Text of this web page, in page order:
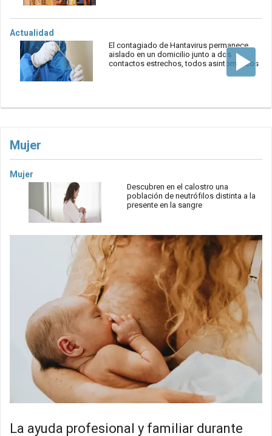
Actualidad
El contagiado de Hantavirus permanece
aislado en un domicilio junto a dos
contactos estrechos, todos asintomáticos
Mujer
Mujer
Descubren en el calostro una
población de neutrófilos distinta a la
presente en la sangre
La ayuda profesional y familiar durante